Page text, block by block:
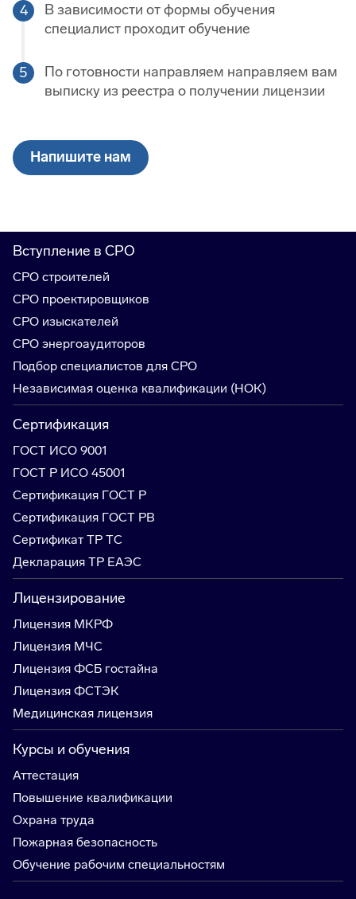
В зависимости от формы обучения
специалист проходит обучение
По готовности направляем направляем вам
выписку из реестра о получении лицензии
Напишите нам
Вступление в СРО
СРО строителей
СРО проектировщиков
СРО изыскателей
СРО энергоаудиторов
Подбор специалистов для СРО
Независимая оценка квалификации (НОК)
Сертификация
ГОСТ ИСО 9001
ГОСТ Р ИСО 45001
Сертификация ГОСТ Р
Сертификация ГОСТ РВ
Сертификат ТР ТС
Декларация ТР ЕАЭС
Лицензирование
Лицензия МКРФ
Лицензия МЧС
Лицензия ФСБ гостайна
Лицензия ФСТЭК
Медицинская лицензия
Курсы и обучения
Аттестация
Повышение квалификации
Охрана труда
Пожарная безопасность
Обучение рабочим специальностям